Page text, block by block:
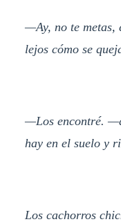
—Ay, no te metas,
lejos cómo se
—Los encontré.
hay en el suelo y
Los cachorros